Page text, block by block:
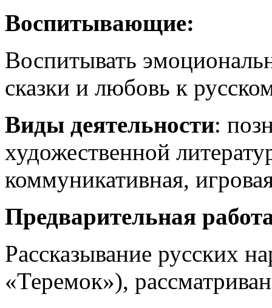
Воспитывающие:
Воспитывать
сказки и любовь к
Виды деятельности:
художественной
коммуникативная,
Предварительная
Рассказывание русских
«Теремок»),